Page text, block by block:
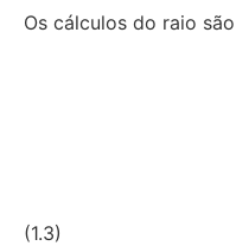
Os cálculos do raio
(1.3)